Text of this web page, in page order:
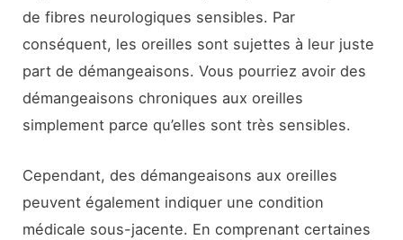
de fibres neurologiques sensibles. Par
conséquent, les oreilles sont sujettes à leur juste
part de démangeaisons. Vous pourriez avoir des
démangeaisons chroniques aux oreilles
simplement parce qu’elles sont très sensibles.
Cependant, des démangeaisons aux oreilles
peuvent également indiquer une condition
médicale sous-jacente. En comprenant certaines